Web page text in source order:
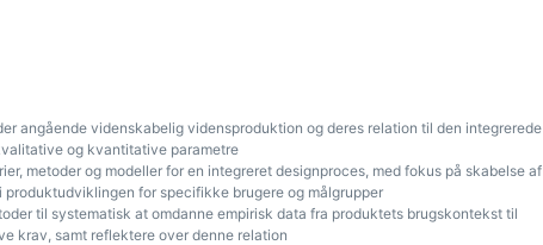
angående videnskabelig vidensproduktion og deres relation til den integrerede
og kvantitative parametre
metoder og modeller for en integreret designproces, med fokus på skabelse af
for specifikke brugere og målgrupper
til systematisk at omdanne empirisk data fra produktets brugskontekst til
krav, samt reflektere over denne relation